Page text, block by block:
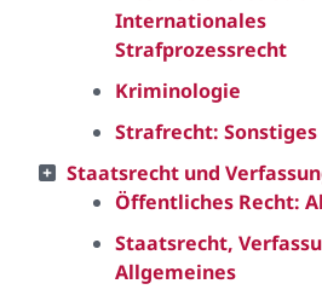
Internationales
Strafprozessrecht
Kriminologie
Strafrecht: Sonstiges
Staatsrecht und
Öffentliches Recht:
Staatsrecht,
Allgemeines